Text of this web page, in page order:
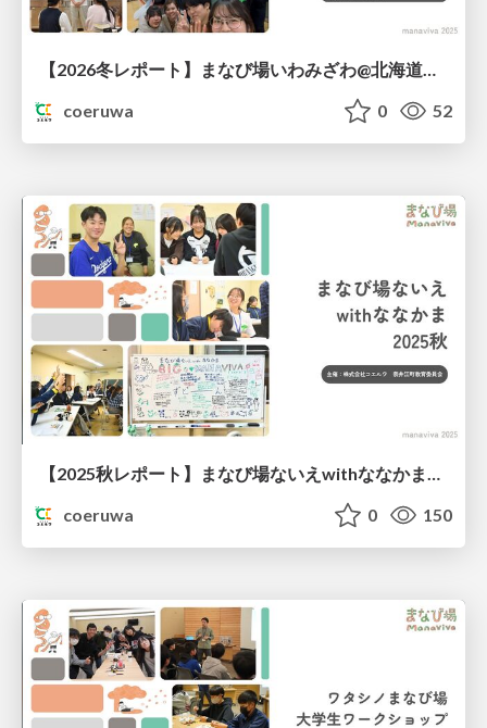
coeruwa
0 52
【2025秋レポート】まなび場ないえwithななかま@北海道奈井江町
coeruwa
0 150